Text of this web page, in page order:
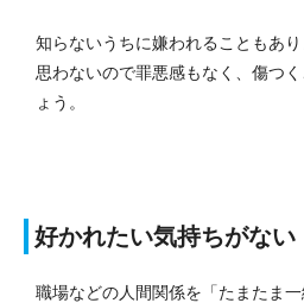
知らないうちに嫌われることもあ
思わないので罪悪感もなく、傷つ
ょう。
好かれたい気持ちがない
職場などの人間関係を「たまたま